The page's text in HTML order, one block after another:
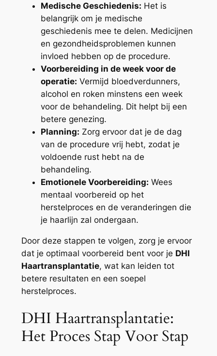
Medische Geschiedenis: Het is
belangrijk om je medische
geschiedenis mee te delen. Medicijnen
en gezondheidsproblemen kunnen
invloed hebben op de procedure.
Voorbereiding in de week voor de
operatie: Vermijd bloedverdunners,
alcohol en roken minstens een week
voor de behandeling. Dit helpt bij een
betere genezing.
Planning: Zorg ervoor dat je de dag
van de procedure vrij hebt, zodat je
voldoende rust hebt na de
behandeling.
Emotionele Voorbereiding: Wees
mentaal voorbereid op het
herstelproces en de veranderingen die
je haarlijn zal ondergaan.
Door deze stappen te volgen, zorg je ervoor
dat je optimaal voorbereid bent voor je DHI
Haartransplantatie, wat kan leiden tot
betere resultaten en een soepel
herstelproces.
DHI Haartransplantatie:
Het Proces Stap Voor Stap